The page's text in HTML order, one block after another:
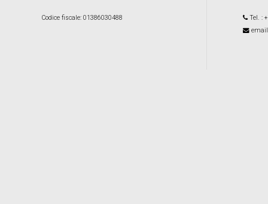
Codice fiscale: 01386030488 Tel. :
email